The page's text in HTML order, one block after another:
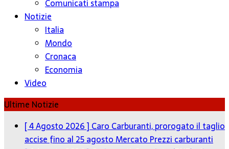
Comunicati stampa
Notizie
Italia
Mondo
Cronaca
Economia
Video
Ultime Notizie
[ 4 Agosto 2026 ] Caro Carburanti, prorogato il taglio
accise fino al 25 agostoMercato Prezzi carburanti